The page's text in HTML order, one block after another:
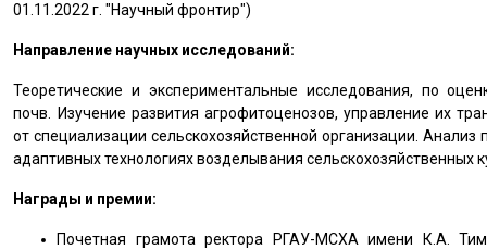
01.11.2022 г. "Научный фронтир")
Направление научных исследований:
Теоретические и экспериментальные исследования, по
почв. Изучение развития агрофитоценозов, управление их
от специализации сельскохозяйственной организации. Анализ
адаптивных технологиях возделывания сельскохозяйственных
Награды и премии:
Почетная грамота ректора РГАУ-МСХА имени К.А.